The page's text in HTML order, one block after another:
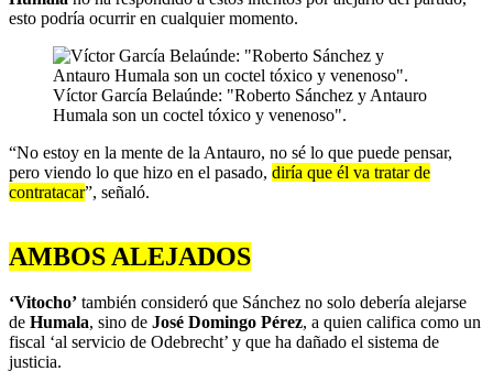
esto podría ocurrir en cualquier momento.
Víctor García Belaúnde: "Roberto Sánchez y Antauro
Humala son un coctel tóxico y venenoso".
“No estoy en la mente de la Antauro, no sé lo que puede pensar,
pero viendo lo que hizo en el pasado, diría que él va tratar de
contratacar”, señaló.
AMBOS ALEJADOS
‘Vitocho’ también consideró que Sánchez no solo debería alejarse
de Humala, sino de José Domingo Pérez, a quien califica como un
fiscal ‘al servicio de Odebrecht’ y que ha dañado el sistema de
justicia.